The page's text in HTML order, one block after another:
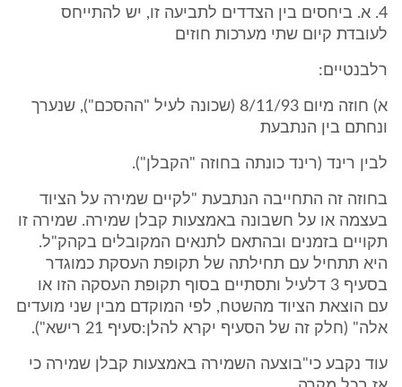
4. א. ביחסים בין הצדדים לתביעה זו, יש להתייחס
לעובדת קיום שתי מערכות חוזים
רלבנטיים:
א) חוזה מיום 8/11/93 (שכונה לעיל "ההסכם"), שנערך
ונחתם בין הנתבעת
לבין רינד (רינד כונתה בחוזה "הקבלן").
בחוזה זה התחייבה הנתבעת "לקיים שמירה על הציוד
בעצמה או על חשבונה באמצעות קבלן שמירה. שמירה זו
תקויים בזמנים ובהתאם לתנאים המקובלים בקהק"ל.
היא תתחיל עם תחילתה של תקופת העסקת כמוגדר
בסעיף 3 דלעיל ותסתיים בסוף תקופת העסקה הזו או
עם הוצאת הציוד מהשטח, לפי המוקדם מבין שני מועדים
אלה" (חלק זה של הסעיף יקרא להלן:סעיף 21 רישא").
עוד נקבע כי"בוצעה השמירה באמצעות קבלן שמירה כי